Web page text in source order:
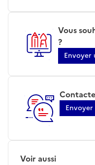
Vous
?
Envoyer
Voir aussi